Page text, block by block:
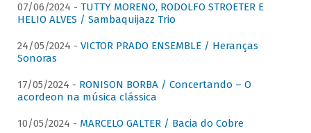
07/06/2024 - TUTTY MORENO, RODOLFO STROETER E
HELIO ALVES / Sambaquijazz Trio
24/05/2024 - VICTOR PRADO ENSEMBLE / Heranças
Sonoras
17/05/2024 - RONISON BORBA / Concertando – O
acordeon na música clássica
10/05/2024 - MARCELO GALTER / Bacia do Cobre